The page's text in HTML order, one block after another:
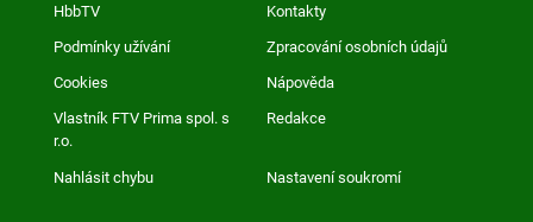
HbbTV Kontakty
Podmínky užívání Zpracování osobních údajů
Cookies Nápověda
Vlastník FTV Prima spol. s
r.o.
Redakce
Nahlásit chybu Nastavení soukromí